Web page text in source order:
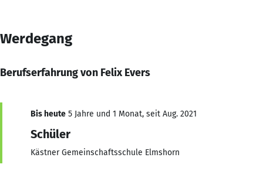
Werdegang
Berufserfahrung von Felix Evers
Bis heute 5 Jahre und 1 Monat, seit Aug. 2021
Schüler
Kästner Gemeinschaftsschule Elmshorn